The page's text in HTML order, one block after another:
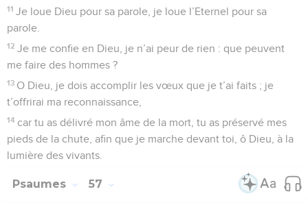
11 Je loue Dieu pour sa parole, je loue l’Eternel pour sa
parole.
12 Je me confie en Dieu, je n’ai peur de rien : que peuvent
me faire des hommes ?
13 O Dieu, je dois accomplir les vœux que je t’ai faits ; je
t’offrirai ma reconnaissance,
14 car tu as délivré mon âme de la mort, tu as préservé mes
pieds de la chute, afin que je marche devant toi, ô Dieu, à la
lumière des vivants.
Psaumes 57